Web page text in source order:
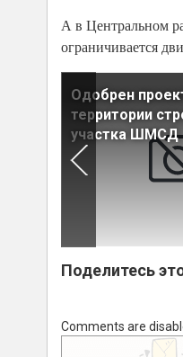
А в Центральном
ограничивается
Одобрен
территории
участка ШМСД
Поделитесь
Comments are